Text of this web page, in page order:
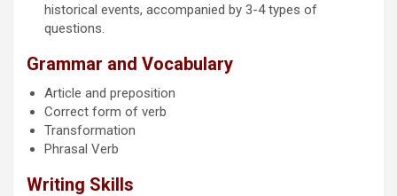
historical events, accompanied by 3-4 types of
questions.
Grammar and Vocabulary
Article and preposition
Correct form of verb
Transformation
Phrasal Verb
Writing Skills